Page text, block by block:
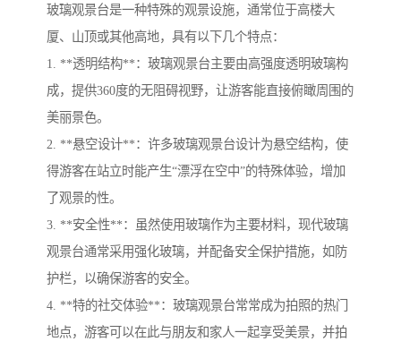
玻璃观景台是一种特殊的观景设施，通常位于高楼大
厦、山顶或其他高地，具有以下几个特点：
1. **透明结构**：玻璃观景台主要由高强度透明玻璃构
成，提供360度的无阻碍视野，让游客能直接俯瞰周围的
美丽景色。
2. **悬空设计**：许多玻璃观景台设计为悬空结构，使
得游客在站立时能产生“漂浮在空中”的特殊体验，增加
了观景的性。
3. **安全性**：虽然使用玻璃作为主要材料，现代玻璃
观景台通常采用强化玻璃，并配备安全保护措施，如防
护栏，以确保游客的安全。
4. **特的社交体验**：玻璃观景台常常成为拍照的热门
地点，游客可以在此与朋友和家人一起享受美景，并拍